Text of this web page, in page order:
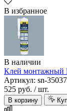
В избранное
В наличии
Клей монтажный
Артикул: sn-
525 руб. / шт.
В корзину